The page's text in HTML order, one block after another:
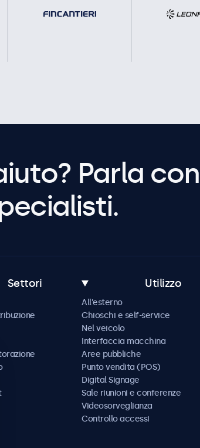
Parla con
Settori Utilizzo
All'esterno
Chioschi e self-service
Nel veicolo
Interfaccia macchina
Aree pubbliche
Punto vendita (POS)
Digital Signage
Sale riunioni e conferenze
Videosorveglianza
Controllo accessi